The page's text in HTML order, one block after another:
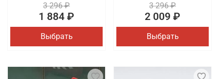
3 296 ₽
1 884 ₽
Выбрать
3 296 ₽
2 009 ₽
Выбрать